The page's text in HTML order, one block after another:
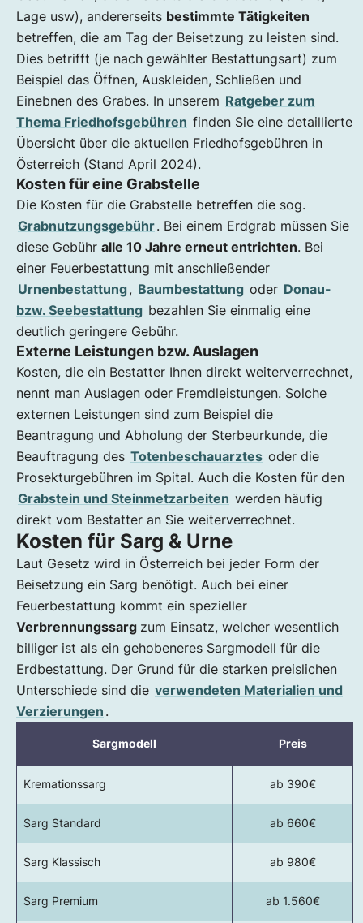
Lage usw), andererseits bestimmte Tätigkeiten
betreffen, die am Tag der Beisetzung zu leisten sind.
Dies betrifft (je nach gewählter Bestattungsart) zum
Beispiel das Öffnen, Auskleiden, Schließen und
Einebnen des Grabes. In unserem Ratgeber zum
Thema Friedhofsgebühren finden Sie eine detaillierte
Übersicht über die aktuellen Friedhofsgebühren in
Österreich (Stand April 2024).
Kosten für eine Grabstelle
Die Kosten für die Grabstelle betreffen die sog.
Grabnutzungsgebühr. Bei einem Erdgrab müssen Sie
diese Gebühr alle 10 Jahre erneut entrichten. Bei
einer Feuerbestattung mit anschließender
Urnenbestattung, Baumbestattung oder Donau-
bzw. Seebestattung bezahlen Sie einmalig eine
deutlich geringere Gebühr.
Externe Leistungen bzw. Auslagen
Kosten, die ein Bestatter Ihnen direkt weiterverrechnet,
nennt man Auslagen oder Fremdleistungen. Solche
externen Leistungen sind zum Beispiel die
Beantragung und Abholung der Sterbeurkunde, die
Beauftragung des Totenbeschauarztes oder die
Prosekturgebühren im Spital. Auch die Kosten für den
Grabstein und Steinmetzarbeiten werden häufig
direkt vom Bestatter an Sie weiterverrechnet.
Kosten für Sarg & Urne
Laut Gesetz wird in Österreich bei jeder Form der
Beisetzung ein Sarg benötigt. Auch bei einer
Feuerbestattung kommt ein spezieller
Verbrennungssarg zum Einsatz, welcher wesentlich
billiger ist als ein gehobeneres Sargmodell für die
Erdbestattung. Der Grund für die starken preislichen
Unterschiede sind die verwendeten Materialien und
Verzierungen .
Sargmodell Preis
Kremationssarg ab 390€
Sarg Standard ab 660€
Sarg Klassisch ab 980€
Sarg Premium ab 1.560€